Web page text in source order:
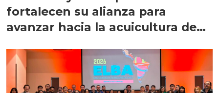
fortalecen su alianza para
avanzar hacia la acuicultura de